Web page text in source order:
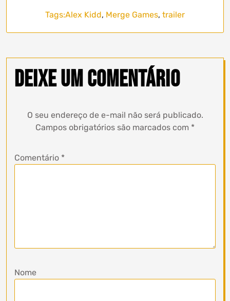
Tags:Alex Kidd, Merge Games, trailer
Deixe um comentário
O seu endereço de e-mail não será publicado.
Campos obrigatórios são marcados com *
Comentário *
Nome